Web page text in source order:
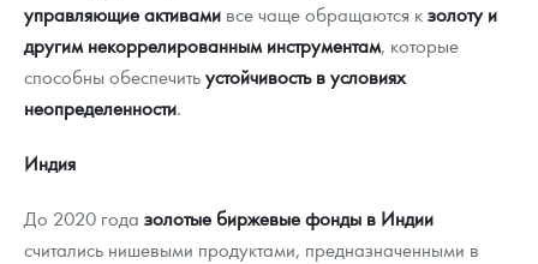
управляющие активами все чаще обращаются кзолоту и
другим некоррелированным инструментам, которые
способны обеспечитьустойчивость в условиях
неопределенности.
Индия
До 2020 года золотые биржевые фонды в Индии
считались нишевыми продуктами, предназначенными в